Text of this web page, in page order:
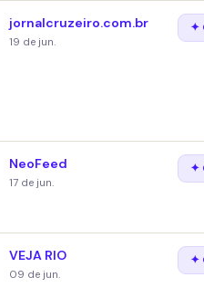
jornalcruzeiro.com.br
19 de jun.
✦
NeoFeed
17 de jun.
✦
VEJA RIO
09 de jun.
✦